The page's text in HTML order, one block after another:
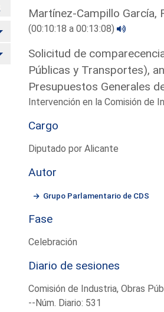
Alternar
Alternar
Martínez-Campillo García,
(00:10:18 a 00:13:08)
Solicitud de
Públicas y Transportes),
Presupuestos Generales
Intervención en la Comisión de
Cargo
Diputado por Alicante
Autor
Grupo Parlamentario de CDS
Fase
Celebración
Diario de sesiones
Comisión de Industria, Obras
--Núm. Diario: 531